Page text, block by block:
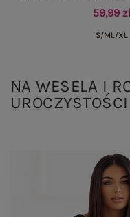
59,99 zł
S/ML/XL
NA WESELA I
UROCZYSTOŚCI